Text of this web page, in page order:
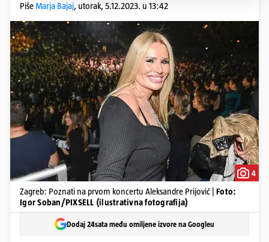
PišeMarja Bajaj, utorak, 5.12.2023. u 13:42
4
Zagreb: Poznati na prvom koncertu Aleksandre Prijović | Foto:
Igor Soban/PIXSELL (ilustrativna fotografija)
Dodaj 24sata među omiljene izvore na Googleu